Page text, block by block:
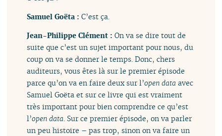
Samuel Goëta :C’est ça.
Jean-Philippe Clément :On va se dire tout de
suite que c’est un sujet important pour nous, du
coup on va se donner le temps. Donc, chers
auditeurs, vous êtes là sur le premier épisode
parce qu’on va en faire deux sur l’open data avec
Samuel Goëta et sur ce livre qui est vraiment
très important pour bien comprendre ce qu’est
l’open data. Sur ce premier épisode, on va parler
un peu histoire – pas trop, sinon on va faire un